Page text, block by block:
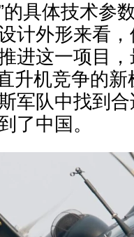
的具体技术参
计外形来看
进这一项目
升机竞争的
军队中找到
了中国。